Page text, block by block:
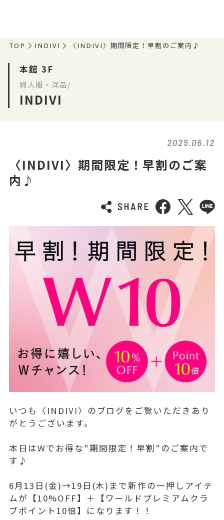
TOP INDIVI 〈INDIVI〉期間限定！早割のご案内♪
本館 3F
婦人服・洋品/
INDIVI
2025.06.12
〈INDIVI〉期間限定！早割のご案
内♪
いつも〈INDIVI〉のブログをご覧いただきあり
がとうございます。
本日はWでお得な"期間限定！早割"のご案内で
す♪
6月13日(金)→19日(木)まで新作の一押しアイテ
ムが【10%OFF】＋【ワールドプレミアムクラ
ブポイント10倍】になります！！